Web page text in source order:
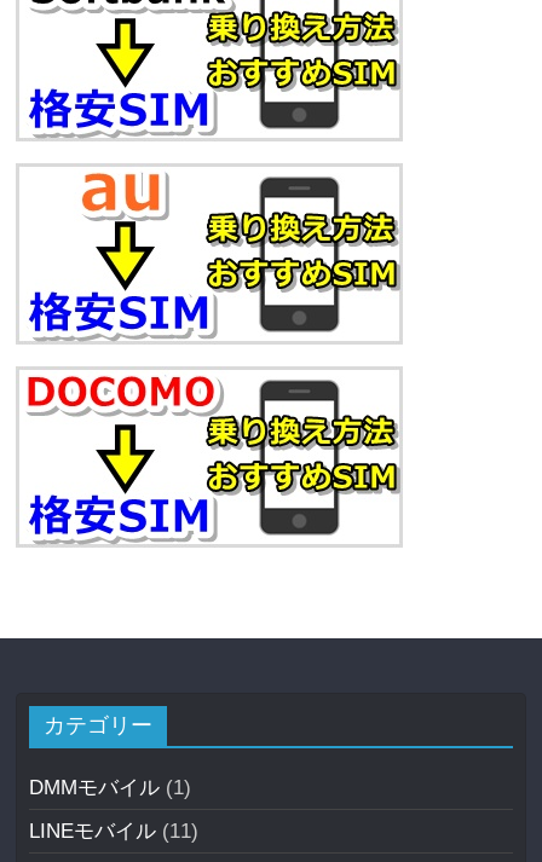
カテゴリー
DMMモバイル (1)
LINEモバイル (11)